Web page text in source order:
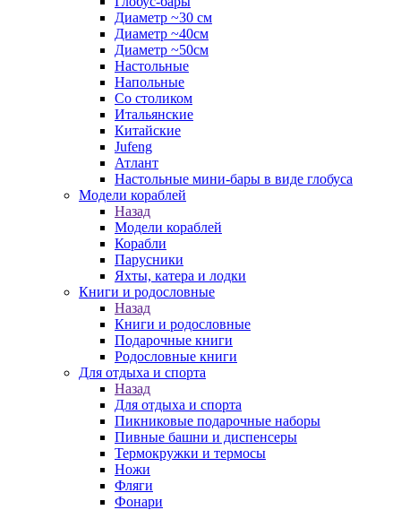
Диаметр ~30 см
Диаметр ~40см
Диаметр ~50см
Настольные
Напольные
Со столиком
Итальянские
Китайские
Jufeng
Атлант
Настольные мини-бары в виде глобуса
Модели кораблей
Назад
Модели кораблей
Корабли
Парусники
Яхты, катера и лодки
Книги и родословные
Назад
Книги и родословные
Подарочные книги
Родословные книги
Для отдыха и спорта
Назад
Для отдыха и спорта
Пикниковые подарочные наборы
Пивные башни и диспенсеры
Термокружки и термосы
Ножи
Фляги
Фонари